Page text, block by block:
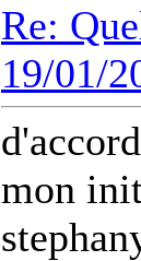
Re:
19/01/
mon